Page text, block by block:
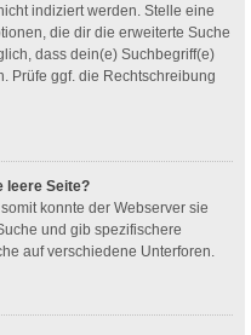
indiziert werden. Stelle eine
die dir die erweiterte Suche
dass dein(e) Suchbegriff(e)
Prüfe ggf. die Rechtschreibung
leere Seite?
konnte der Webserver sie
und gib spezifischere
auf verschiedene Unterforen.